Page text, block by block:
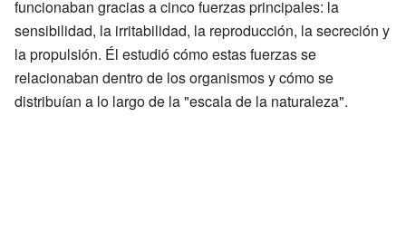
funcionaban gracias a cinco fuerzas principales: la
sensibilidad, la irritabilidad, la reproducción, la secreción y
la propulsión. Él estudió cómo estas fuerzas se
relacionaban dentro de los organismos y cómo se
distribuían a lo largo de la "escala de la naturaleza".